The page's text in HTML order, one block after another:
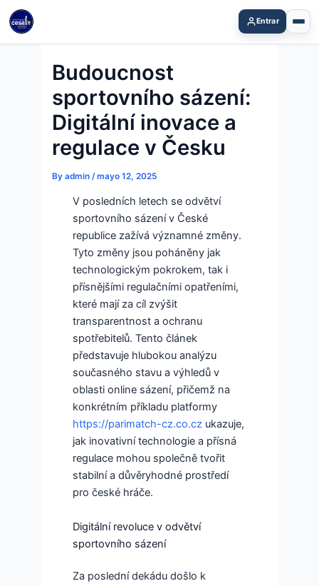
Skip
content
Entrar
Budoucnost
sportovního sázení:
Digitální inovace a
regulace v Česku
By admin /mayo 12, 2025
V posledních letech se odvětví
sportovního sázení v České
republice zažívá významné změny.
Tyto změny jsou poháněny jak
technologickým pokrokem, tak i
přísnějšími regulačními opatřeními,
které mají za cíl zvýšit
transparentnost a ochranu
spotřebitelů. Tento článek
představuje hlubokou analýzu
současného stavu a výhledů v
oblasti online sázení, přičemž na
konkrétním příkladu platformy
https://parimatch-cz.co.cz ukazuje,
jak inovativní technologie a přísná
regulace mohou společně tvořit
stabilní a důvěryhodné prostředí
pro české hráče.
Digitální revoluce v odvětví
sportovního sázení
Za poslední dekádu došlo k